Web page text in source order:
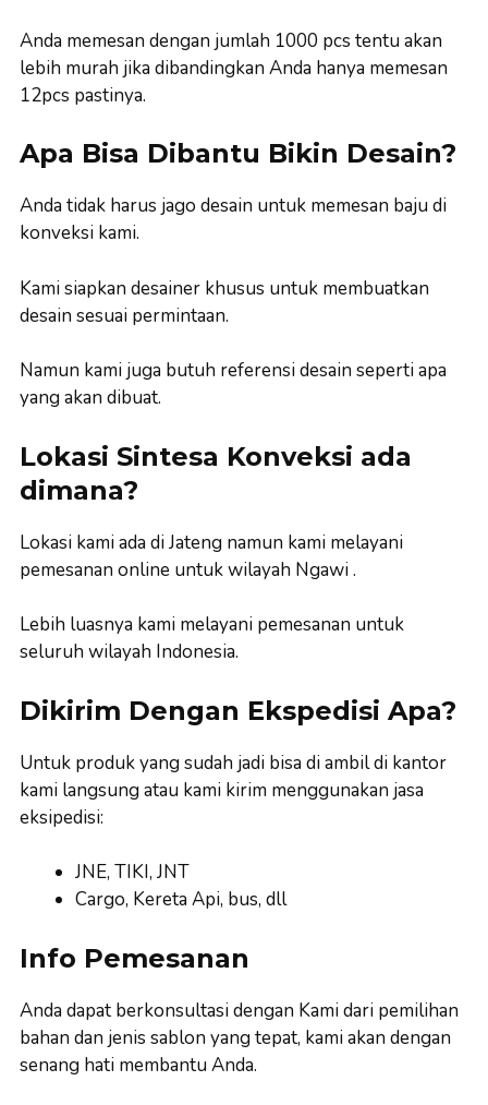
Anda memesan dengan jumlah 1000 pcs tentu akan
lebih murah jika dibandingkan Anda hanya memesan
12pcs pastinya.
Apa Bisa Dibantu Bikin Desain?
Anda tidak harus jago desain untuk memesan baju di
konveksi kami.
Kami siapkan desainer khusus untuk membuatkan
desain sesuai permintaan.
Namun kami juga butuh referensi desain seperti apa
yang akan dibuat.
Lokasi Sintesa Konveksi ada
dimana?
Lokasi kami ada di Jateng namun kami melayani
pemesanan online untuk wilayah Ngawi .
Lebih luasnya kami melayani pemesanan untuk
seluruh wilayah Indonesia.
Dikirim Dengan Ekspedisi Apa?
Untuk produk yang sudah jadi bisa di ambil di kantor
kami langsung atau kami kirim menggunakan jasa
eksipedisi:
JNE, TIKI, JNT
Cargo, Kereta Api, bus, dll
Info Pemesanan
Anda dapat berkonsultasi dengan Kami dari pemilihan
bahan dan jenis sablon yang tepat, kami akan dengan
senang hati membantu Anda.